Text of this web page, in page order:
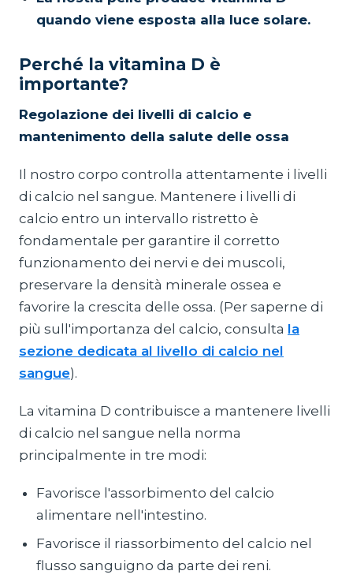
quando viene esposta alla luce solare.
Perché la vitamina D è
importante?
Regolazione dei livelli di calcio e
mantenimento della salute delle ossa
Il nostro corpo controlla attentamente i livelli
di calcio nel sangue. Mantenere i livelli di
calcio entro un intervallo ristretto è
fondamentale per garantire il corretto
funzionamento dei nervi e dei muscoli,
preservare la densità minerale ossea e
favorire la crescita delle ossa. (Per saperne di
più sull'importanza del calcio, consulta la
sezione dedicata al livello di calcio nel
sangue).
La vitamina D contribuisce a mantenere livelli
di calcio nel sangue nella norma
principalmente in tre modi:
Favorisce l'assorbimento del calcio
alimentare nell'intestino.
Favorisce il riassorbimento del calcio nel
flusso sanguigno da parte dei reni.